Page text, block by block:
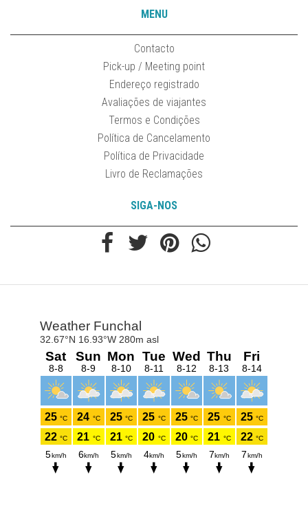
MENU
Contacto
Pick-up / Meeting point
Endereço registrado
Avaliações de viajantes
Termos e Condições
Política de Cancelamento
Política de Privacidade
Livro de Reclamações
SIGA-NOS